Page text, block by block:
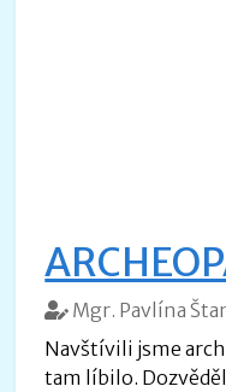
Mgr. Pavlína
Navštívili jsme
tam líbilo.